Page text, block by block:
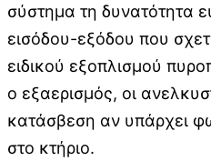
σύστημα τη δυνατότητα
εισόδου-εξόδου που
ειδικού εξοπλισμού
ο εξαερισμός, οι
κατάσβεση αν υπάρχει
στο κτήριο.